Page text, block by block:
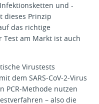
und -
dieses Prinzip
das richtige
am Markt ist auch
Virustests
dem SARS-CoV-2-Virus
PCR-Methode nutzen
– also die